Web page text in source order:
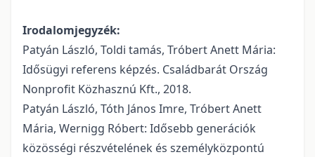
Irodalomjegyzék:
Patyán László, Toldi tamás, Tróbert Anett Mária:
Idősügyi referens képzés. Családbarát Ország
Nonprofit Közhasznú Kft., 2018.
Patyán László, Tóth János Imre, Tróbert Anett
Mária, Wernigg Róbert: Idősebb generációk
közösségi részvételének és személyközpontú